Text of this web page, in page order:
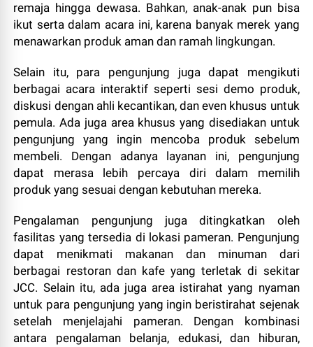
remaja hingga dewasa. Bahkan, anak-anak pun bisa
ikut serta dalam acara ini, karena banyak merek yang
menawarkan produk aman dan ramah lingkungan.
Selain itu, para pengunjung juga dapat mengikuti
berbagai acara interaktif seperti sesi demo produk,
diskusi dengan ahli kecantikan, dan even khusus untuk
pemula. Ada juga area khusus yang disediakan untuk
pengunjung yang ingin mencoba produk sebelum
membeli. Dengan adanya layanan ini, pengunjung
dapat merasa lebih percaya diri dalam memilih
produk yang sesuai dengan kebutuhan mereka.
Pengalaman pengunjung juga ditingkatkan oleh
fasilitas yang tersedia di lokasi pameran. Pengunjung
dapat menikmati makanan dan minuman dari
berbagai restoran dan kafe yang terletak di sekitar
JCC. Selain itu, ada juga area istirahat yang nyaman
untuk para pengunjung yang ingin beristirahat sejenak
setelah menjelajahi pameran. Dengan kombinasi
antara pengalaman belanja, edukasi, dan hiburan,